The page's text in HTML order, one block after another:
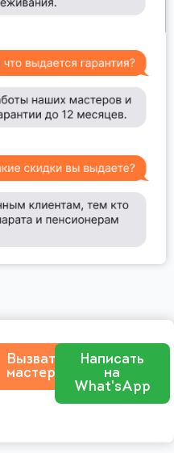
Вызвать
мастера
Написать
на
What'sApp